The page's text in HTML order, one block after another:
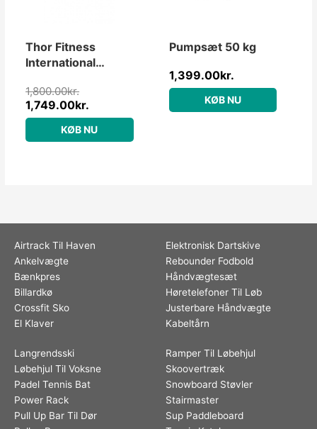
Thor Fitness
International
150cm
1,800.00kr.
1,749.00kr.
KØB NU
Pumpsæt 50 kg
1,399.00kr.
KØB NU
Airtrack Til Haven
Ankelvægte
Bænkpres
Billardkø
Crossfit Sko
El Klaver
Elektronisk Dartskive
Rebounder Fodbold
Håndvægtesæt
Høretelefoner Til Løb
Justerbare Håndvægte
Kabeltårn
Langrendsski
Løbehjul Til Voksne
Padel Tennis Bat
Power Rack
Pull Up Bar Til Dør
Ramper Til Løbehjul
Skoovertræk
Snowboard Støvler
Stairmaster
Sup Paddleboard